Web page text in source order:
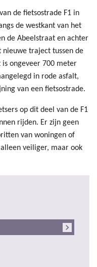
de fietsostrade F1 in
de westkant van het
de Abeelstraat en achter
nieuwe traject tussen de
ongeveer 700 meter
in rode asfalt,
van een fietsostrade.
op dit deel van de F1
rijden. Er zijn geen
van woningen of
veiliger, maar ook